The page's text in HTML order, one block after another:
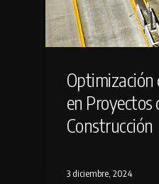
Optimización
en Proyectos
Construcción
3 diciembre, 2024